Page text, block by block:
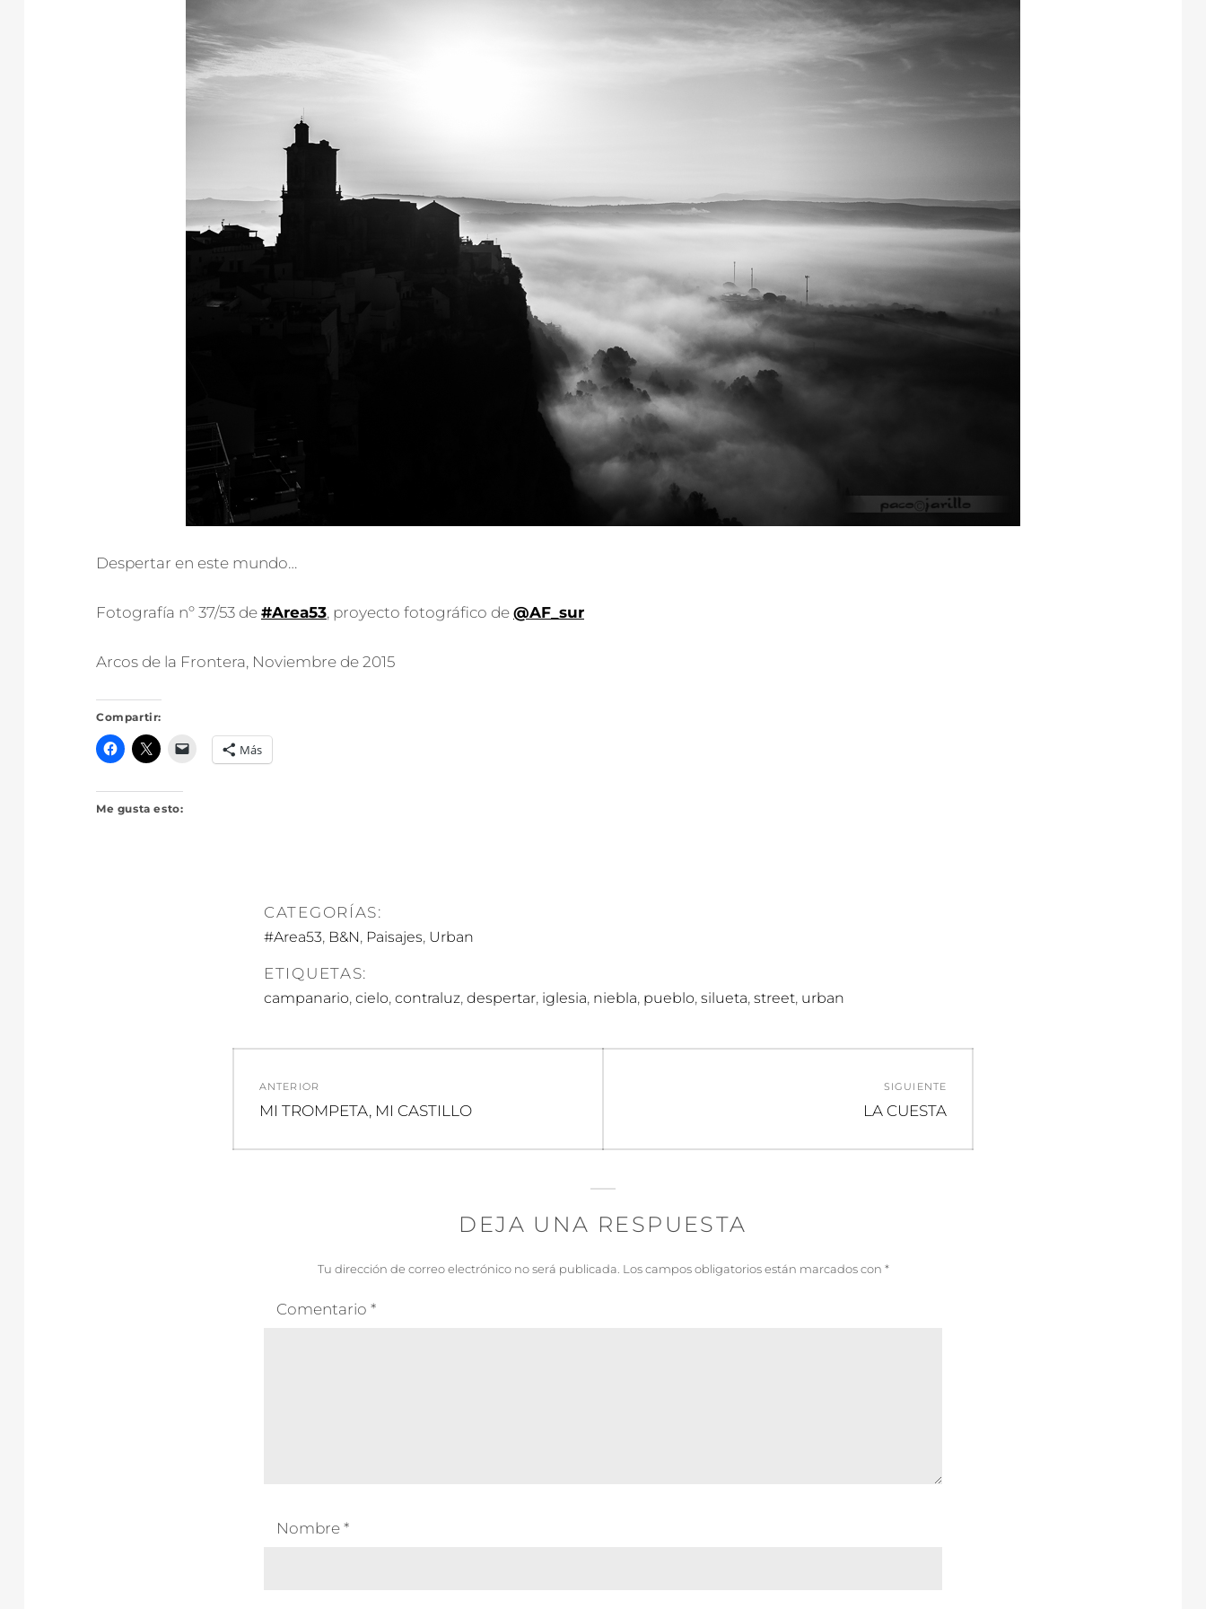
Despertar en este mundo…
Fotografía nº 37/53 de #Area53, proyecto fotográfico de @AF_sur
Arcos de la Frontera, Noviembre de 2015
Compartir:
Más
Me gusta esto:
CATEGORÍAS:
#Area53, B&N, Paisajes, Urban
ETIQUETAS:
campanario, cielo, contraluz, despertar, iglesia, niebla, pueblo, silueta, street, urban
de
entradas
ANTERIOR
Entrada
MI TROMPETA, MI CASTILLO
SIGUIENTE
Entrada
LA CUESTA
DEJA UNA RESPUESTA
Tu dirección de correo electrónico no será publicada. Los campos obligatorios están marcados con *
Comentario *
Nombre *